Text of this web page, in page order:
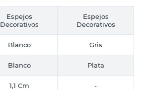
Espejos
Decorativos
Espejos
Decorativos
Blanco Gris
Blanco Plata
1,1 Cm -